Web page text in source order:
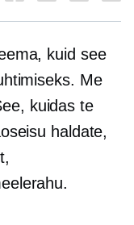
kuid see
Me
kuidas te
haldate,